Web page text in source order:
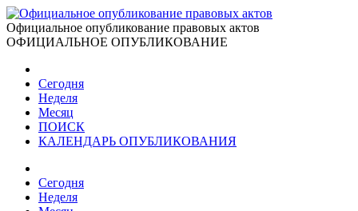
Официальное опубликование правовых актов
ОФИЦИАЛЬНОЕ ОПУБЛИКОВАНИЕ
Сегодня
Неделя
Месяц
ПОИСК
КАЛЕНДАРЬ ОПУБЛИКОВАНИЯ
Сегодня
Неделя